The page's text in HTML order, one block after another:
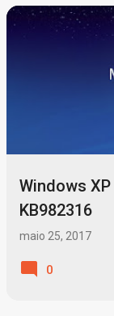
Windows
KB982316
maio 25, 2017
0